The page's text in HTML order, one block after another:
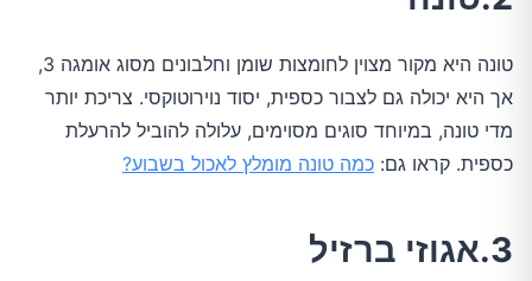
טונה היא מקור מצוין לחומצות שומן וחלבונים מסוג אומגה 3,
אך היא יכולה גם לצבור כספית, יסוד נוירוטוקסי. צריכת יותר
מדי טונה, במיוחד סוגים מסוימים, עלולה להוביל להרעלת
כספית. קראו גם: כמה טונה מומלץ לאכול בשבוע?
3.אגוזי ברזיל